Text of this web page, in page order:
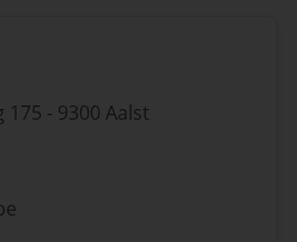
175 - 9300 Aalst